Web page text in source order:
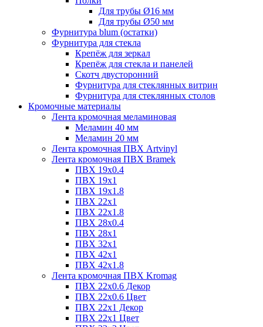
Для трубы Ø16 мм
Для трубы Ø50 мм
Фурнитура blum (остатки)
Фурнитура для стекла
Крепёж для зеркал
Крепёж для стекла и панелей
Скотч двусторонний
Фурнитура для стеклянных витрин
Фурнитура для стеклянных столов
Кромочные материалы
Лента кромочная меламиновая
Меламин 40 мм
Меламин 20 мм
Лента кромочная ПВХ Artvinyl
Лента кромочная ПВХ Bramek
ПВХ 19x0.4
ПВХ 19х1
ПВХ 19х1.8
ПВХ 22х1
ПВХ 22х1.8
ПВХ 28х0.4
ПВХ 28х1
ПВХ 32x1
ПВХ 42х1
ПВХ 42х1.8
Лента кромочная ПВХ Kromag
ПВХ 22x0.6 Декор
ПВХ 22x0.6 Цвет
ПВХ 22x1 Декор
ПВХ 22x1 Цвет